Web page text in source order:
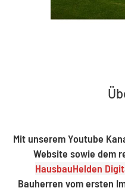
Mit unserem Youtube
Website sowie dem
HausbauHelden
Bauherren vom ersten